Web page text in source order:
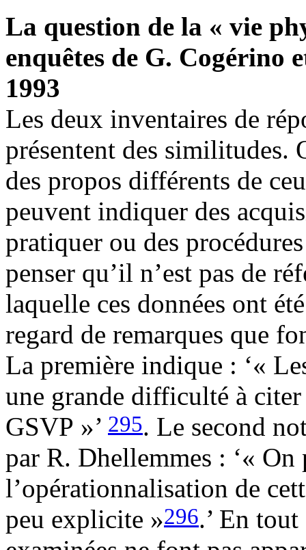
La question de la « vie
enquêtes de G. Cogérino
1993
Les deux inventaires de
présentent des similitudes.
des propos différents de
peuvent indiquer des
pratiquer ou des
penser qu’il n’est pas de
laquelle ces données ont
regard de remarques que
La première indique : ‘«
une grande difficulté à
GSVP »’ 295. Le second
par R. Dhellemmes : ‘« On
l’opérationnalisation de
peu explicite »296.’ En tout